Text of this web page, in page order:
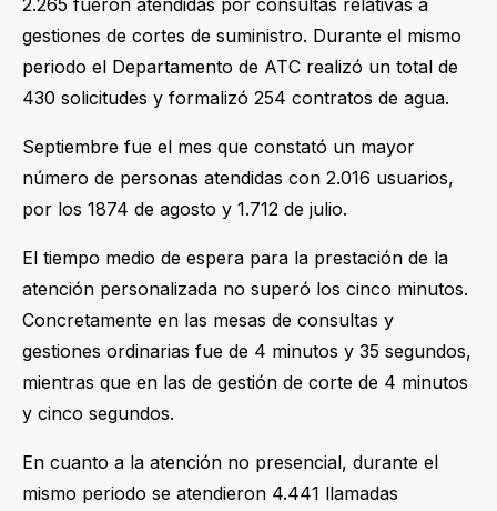
gestiones de cortes de suministro. Durante el mismo
periodo el Departamento de ATC realizó un total de
430 solicitudes y formalizó 254 contratos de agua.
Septiembre fue el mes que constató un mayor
número de personas atendidas con 2.016 usuarios,
por los 1874 de agosto y 1.712 de julio.
El tiempo medio de espera para la prestación de la
atención personalizada no superó los cinco minutos.
Concretamente en las mesas de consultas y
gestiones ordinarias fue de 4 minutos y 35 segundos,
mientras que en las de gestión de corte de 4 minutos
y cinco segundos.
En cuanto a la atención no presencial, durante el
mismo periodo se atendieron 4.441 llamadas